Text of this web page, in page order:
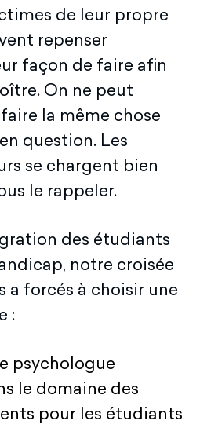
de leur propre
repenser
façon de faire afin
On ne peut
la même chose
question. Les
se chargent bien
le rappeler.
des étudiants
notre croisée
a forcés à choisir une
:
psychologue
le domaine des
pour les étudiants